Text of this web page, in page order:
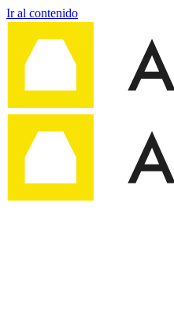
Ir al contenido